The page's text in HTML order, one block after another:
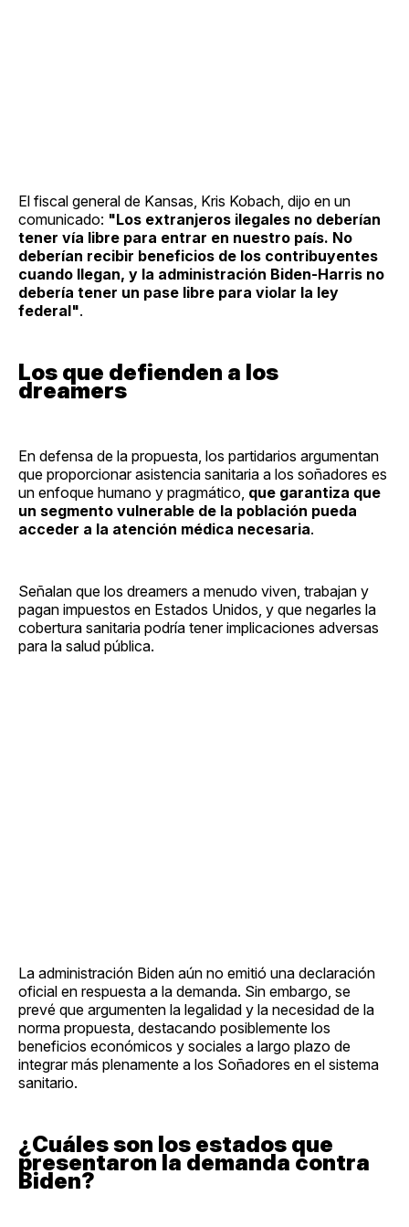
El fiscal general de Kansas, Kris Kobach, dijo en un
comunicado: "Los extranjeros ilegales no deberían
tener vía libre para entrar en nuestro país. No
deberían recibir beneficios de los contribuyentes
cuando llegan, y la administración Biden-Harris no
debería tener un pase libre para violar la ley
federal".
Los que defienden a los
dreamers
En defensa de la propuesta, los partidarios argumentan
que proporcionar asistencia sanitaria a los soñadores es
un enfoque humano y pragmático, que garantiza que
un segmento vulnerable de la población pueda
acceder a la atención médica necesaria.
Señalan que los dreamers a menudo viven, trabajan y
pagan impuestos en Estados Unidos, y que negarles la
cobertura sanitaria podría tener implicaciones adversas
para la salud pública.
La administración Biden aún no emitió una declaración
oficial en respuesta a la demanda. Sin embargo, se
prevé que argumenten la legalidad y la necesidad de la
norma propuesta, destacando posiblemente los
beneficios económicos y sociales a largo plazo de
integrar más plenamente a los Soñadores en el sistema
sanitario.
¿Cuáles son los estados que
presentaron la demanda contra
Biden?